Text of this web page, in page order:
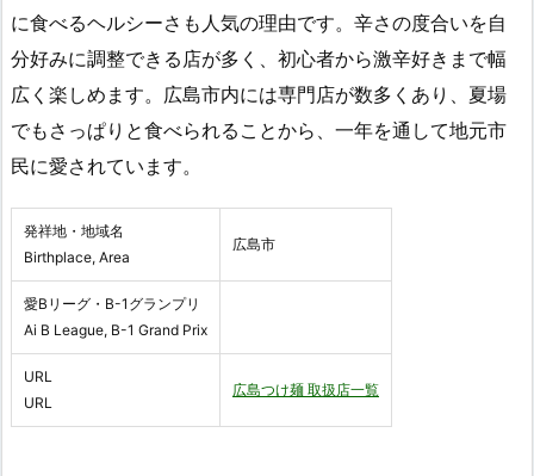
に食べるヘルシーさも人気の理由です。辛さの度合いを自
分好みに調整できる店が多く、初心者から激辛好きまで幅
広く楽しめます。広島市内には専門店が数多くあり、夏場
でもさっぱりと食べられることから、一年を通して地元市
民に愛されています。
発祥地・地域名
Birthplace, Area
広島市
愛Bリーグ・B-1グランプリ
Ai B League, B-1 Grand Prix
URL
URL
広島つけ麺 取扱店一覧